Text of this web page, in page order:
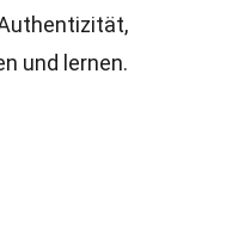
und lernen.